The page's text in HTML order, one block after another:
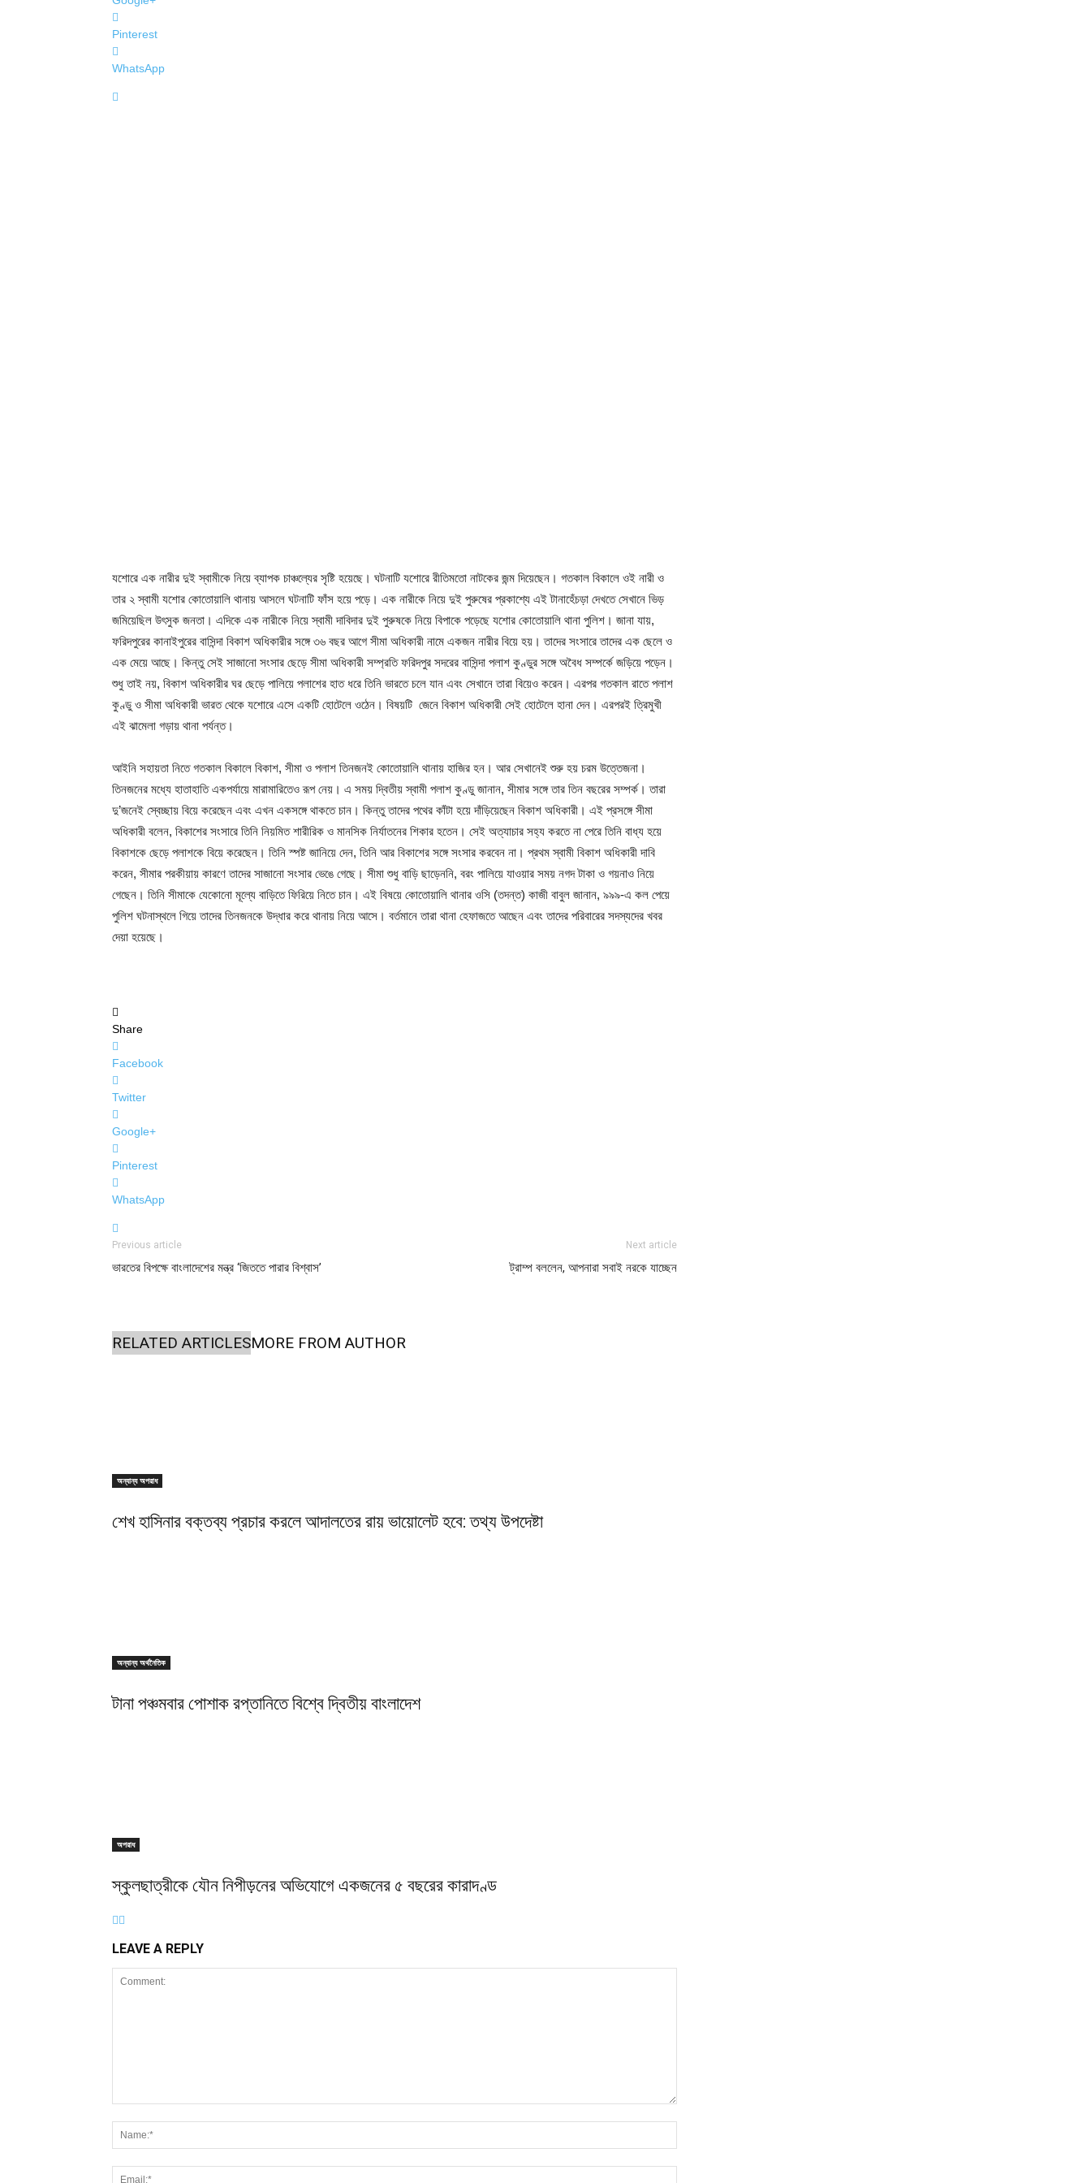
Pinterest
WhatsApp
যশোরে এক নারীর দুই স্বামীকে নিয়ে ব্যাপক চাঞ্চল্যের সৃষ্টি হয়েছে। ঘটনাটি যশোরে রীতিমতো নাটকের জন্ম দিয়েছেন। গতকাল বিকালে ওই নারী ও
তার ২ স্বামী যশোর কোতোয়ালি থানায় আসলে ঘটনাটি ফাঁস হয়ে পড়ে। এক নারীকে নিয়ে দুই পুরুষের প্রকাশ্যে এই টানাহেঁচড়া দেখতে সেখানে ভিড়
জমিয়েছিল উৎসুক জনতা। এদিকে এক নারীকে নিয়ে স্বামী দাবিদার দুই পুরুষকে নিয়ে বিপাকে পড়েছে যশোর কোতোয়ালি থানা পুলিশ। জানা যায়,
ফরিদপুরের কানাইপুরের বাসিন্দা বিকাশ অধিকারীর সঙ্গে ৩৬ বছর আগে সীমা অধিকারী নামে একজন নারীর বিয়ে হয়। তাদের সংসারে তাদের এক ছেলে ও
এক মেয়ে আছে। কিন্তু সেই সাজানো সংসার ছেড়ে সীমা অধিকারী সম্প্রতি ফরিদপুর সদরের বাসিন্দা পলাশ কুণ্ডুর সঙ্গে অবৈধ সম্পর্কে জড়িয়ে পড়েন।
শুধু তাই নয়, বিকাশ অধিকারীর ঘর ছেড়ে পালিয়ে পলাশের হাত ধরে তিনি ভারতে চলে যান এবং সেখানে তারা বিয়েও করেন। এরপর গতকাল রাতে পলাশ
কুণ্ডু ও সীমা অধিকারী ভারত থেকে যশোরে এসে একটি হোটেলে ওঠেন। বিষয়টি জেনে বিকাশ অধিকারী সেই হোটেলে হানা দেন। এরপরই ত্রিমুখী
এই ঝামেলা গড়ায় থানা পর্যন্ত।
আইনি সহায়তা নিতে গতকাল বিকালে বিকাশ, সীমা ও পলাশ তিনজনই কোতোয়ালি থানায় হাজির হন। আর সেখানেই শুরু হয় চরম উত্তেজনা।
তিনজনের মধ্যে হাতাহাতি একপর্যায়ে মারামারিতেও রূপ নেয়। এ সময় দ্বিতীয় স্বামী পলাশ কুণ্ডু জানান, সীমার সঙ্গে তার তিন বছরের সম্পর্ক। তারা
দু’জনেই স্বেচ্ছায় বিয়ে করেছেন এবং এখন একসঙ্গে থাকতে চান। কিন্তু তাদের পথের কাঁটা হয়ে দাঁড়িয়েছেন বিকাশ অধিকারী। এই প্রসঙ্গে সীমা
অধিকারী বলেন, বিকাশের সংসারে তিনি নিয়মিত শারীরিক ও মানসিক নির্যাতনের শিকার হতেন। সেই অত্যাচার সহ্য করতে না পেরে তিনি বাধ্য হয়ে
বিকাশকে ছেড়ে পলাশকে বিয়ে করেছেন। তিনি স্পষ্ট জানিয়ে দেন, তিনি আর বিকাশের সঙ্গে সংসার করবেন না। প্রথম স্বামী বিকাশ অধিকারী দাবি
করেন, সীমার পরকীয়ায় কারণে তাদের সাজানো সংসার ভেঙে গেছে। সীমা শুধু বাড়ি ছাড়েননি, বরং পালিয়ে যাওয়ার সময় নগদ টাকা ও গয়নাও নিয়ে
গেছেন। তিনি সীমাকে যেকোনো মূল্যে বাড়িতে ফিরিয়ে নিতে চান। এই বিষয়ে কোতোয়ালি থানার ওসি (তদন্ত) কাজী বাবুল জানান, ৯৯৯-এ কল পেয়ে
পুলিশ ঘটনাস্থলে গিয়ে তাদের তিনজনকে উদ্ধার করে থানায় নিয়ে আসে। বর্তমানে তারা থানা হেফাজতে আছেন এবং তাদের পরিবারের সদস্যদের খবর
দেয়া হয়েছে।
Share
Facebook
Twitter
Google+
Pinterest
WhatsApp
Previous article
ভারতের বিপক্ষে বাংলাদেশের মন্ত্র ‘জিততে পারার বিশ্বাস’
Next article
ট্রাম্প বললেন, আপনারা সবাই নরকে যাচ্ছেন
RELATED ARTICLESMORE FROM AUTHOR
অন্যান্য অপরাধ
শেখ হাসিনার বক্তব্য প্রচার করলে আদালতের রায় ভায়োলেট হবে: তথ্য উপদেষ্টা
অন্যান্য অর্থনৈতিক
টানা পঞ্চমবার পোশাক রপ্তানিতে বিশ্বে দ্বিতীয় বাংলাদেশ
অপরাধ
স্কুলছাত্রীকে যৌন নিপীড়নের অভিযোগে একজনের ৫ বছরের কারাদণ্ড
LEAVE A REPLY